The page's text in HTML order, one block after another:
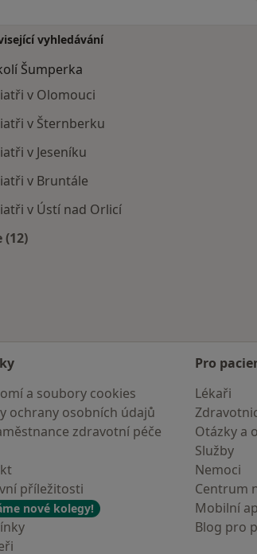
vyhledávání
Šumperka
v Olomouci
v Šternberku
v Jeseníku
v Bruntále
v Ústí nad Orlicí
(12)
a soubory cookies
ochrany osobních údajů
zdravotní péče
příležitosti
nové kolegy!
Pro
Lékaři
Otázky a
Služby
Nemoci
Centrum
Mobilní
Blog pro